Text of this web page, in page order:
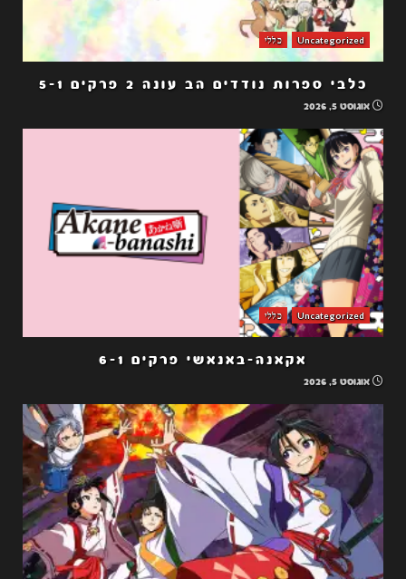
Uncategorized כללי
כלבי ספרות נודדים הב עונה 2 פרקים 5-1
אוגוסט 5, 2026
Uncategorized כללי
אקאנה-באנאשי פרקים 6-1
אוגוסט 5, 2026